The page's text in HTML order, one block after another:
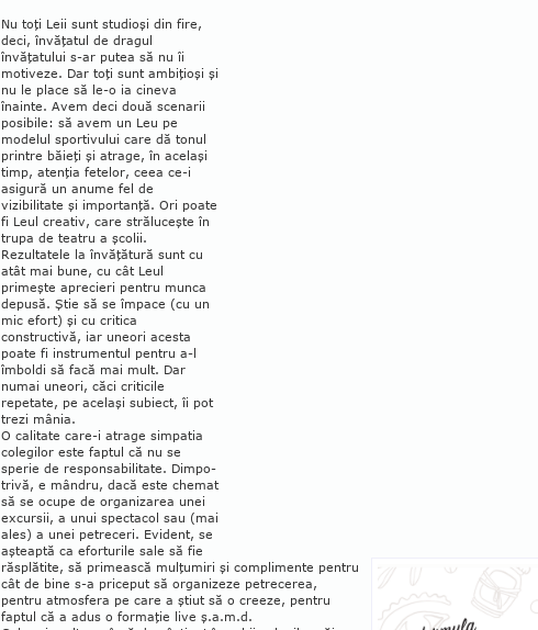
Nu toţi Leii sunt studioşi din fire,
deci, învăţatul de dragul
învăţatului s-ar putea să nu îi
motiveze. Dar toţi sunt ambiţioşi şi
nu le place să le-o ia cineva
înainte. Avem deci două scenarii
posibile: să avem un Leu pe
modelul sportivului care dă tonul
printre băieţi şi atrage, în acelaşi
timp, atenţia fe­te­lor, ceea ce-i
asigură un anume fel de
vizibilitate şi importanţă. Ori poate
fi Leul creativ, care strălu­ceşte în
trupa de teatru a şcolii.
Rezultatele la în­vă­ţătură sunt cu
atât mai bune, cu cât Leul
primeşte apre­cieri pentru munca
depusă. Ştie să se împace (cu un
mic efort) şi cu critica
constructivă, iar une­ori acesta
poate fi instrumentul pentru a-l
îmboldi să facă mai mult. Dar
numai uneori, căci criticile
repetate, pe acelaşi subiect, îi pot
trezi mânia.
O calitate care-i atrage simpatia
colegilor este faptul că nu se
sperie de responsabilitate. Dimpo­
trivă, e mândru, dacă este chemat
să se ocupe de organizarea unei
excursii, a unui spectacol sau (mai
ales) a unei petreceri. Evident, se
aşteaptă ca efortu­rile sale să fie
răsplătite, să primească mulţumiri şi complimente pentru
cât de bine s-a priceput să organizeze petrecerea,
pentru atmosfera pe care a ştiut să o creeze, pentru
faptul că a adus o formaţie live ş.a.m.d.